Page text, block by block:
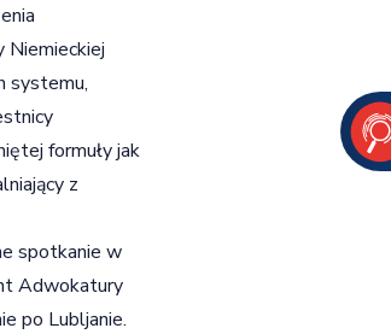
Niemieckiej
systemu,
formuły jak
z
spotkanie w
Adwokatury
po Lubljanie.